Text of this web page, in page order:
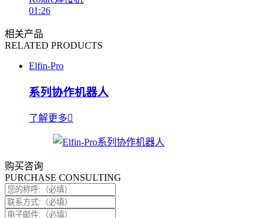
01:26
相关产品
RELATED PRODUCTS
Elfin-Pro
系列协作机器人
了解更多
购买咨询
PURCHASE CONSULTING